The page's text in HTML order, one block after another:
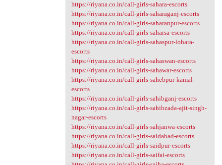
https://riyana.co.in/call-girls-sahara-escorts
https://riyana.co.in/call-girls-saharaganj-escorts
https://riyana.co.in/call-girls-saharanpur-escorts
https://riyana.co.in/call-girls-saharsa-escorts
https://riyana.co.in/call-girls-sahaspur-lohara-
escorts
https://riyana.co.in/call-girls-sahaswan-escorts
https://riyana.co.in/call-girls-sahawar-escorts
https://riyana.co.in/call-girls-sahebpur-kamal-
escorts
https://riyana.co.in/call-girls-sahibganj-escorts
https://riyana.co.in/call-girls-sahibzada-ajit-singh-
nagar-escorts
https://riyana.co.in/call-girls-sahjanwa-escorts
https://riyana.co.in/call-girls-saidabad-escorts
https://riyana.co.in/call-girls-saidpur-escorts
https://riyana.co.in/call-girls-saifai-escorts